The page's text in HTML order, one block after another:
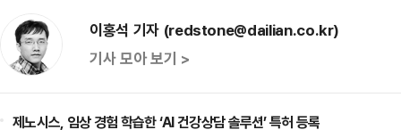
이홍석 기자 (redstone@dailian.co.kr)
기사 모아 보기 >
제노시스, 임상 경험 학습한 ‘AI 건강상담 솔루션’ 특허 등록